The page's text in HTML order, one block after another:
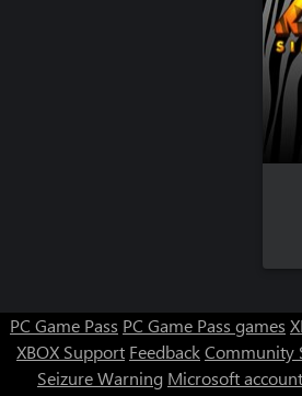
PC Game Pass PC Game Pass games
XBOX Support FeedbackCommunity
Seizure Warning Microsoft account